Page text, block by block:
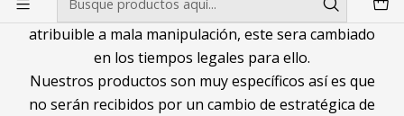
Si algun producto tiene un defecto de fabrica no
atribuible a mala manipulación, este sera cambiado
en los tiempos legales para ello.
Nuestros productos son muy específicos así es que
no serán recibidos por un cambio de estratégica de